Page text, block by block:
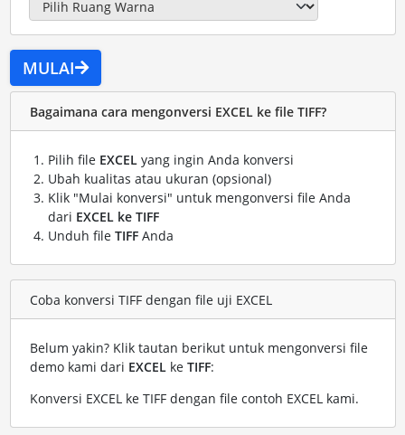
MULAI
Bagaimana cara mengonversi EXCEL ke file TIFF?
Pilih file EXCELyang ingin Anda konversi
Ubah kualitas atau ukuran (opsional)
Klik "Mulai konversi" untuk mengonversi file Anda
dari EXCEL ke TIFF
Unduh file TIFFAnda
Coba konversi TIFF dengan file uji EXCEL
Belum yakin? Klik tautan berikut untuk mengonversi file
demo kami dari EXCELke TIFF:
Konversi EXCEL ke TIFF dengan file contoh EXCEL kami.